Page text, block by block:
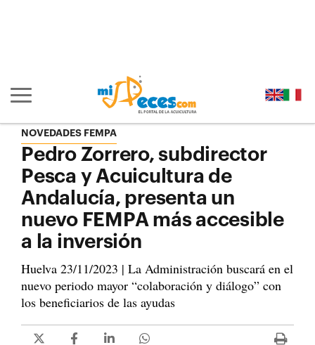
Mostrar/ocultar navegación principal
NOVEDADES FEMPA
Pedro Zorrero, subdirector
Pesca y Acuicultura de
Andalucía, presenta un
nuevo FEMPA más accesible
a la inversión
Huelva 23/11/2023 | La Administración buscará en el
nuevo periodo mayor “colaboración y diálogo” con
los beneficiarios de las ayudas